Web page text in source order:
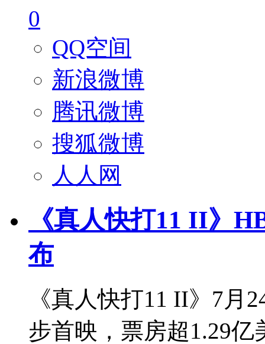
0
QQ空间
新浪微博
腾讯微博
搜狐微博
人人网
《真人快打11 II》
布
《真人快打11 II》7月
步首映，票房超1.29